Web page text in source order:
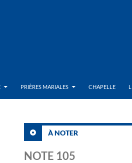
PRIÈRES MARIALES CHAPELLE
À NOTER
NOTE 105